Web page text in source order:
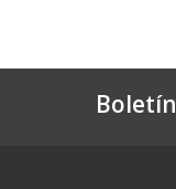
Boletín